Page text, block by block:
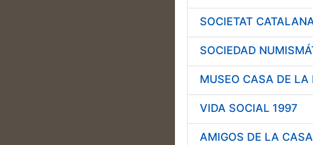
SOCIETAT
SOCIEDAD
MUSEO CASA DE LA
VIDA SOCIAL 1997
AMIGOS DE LA